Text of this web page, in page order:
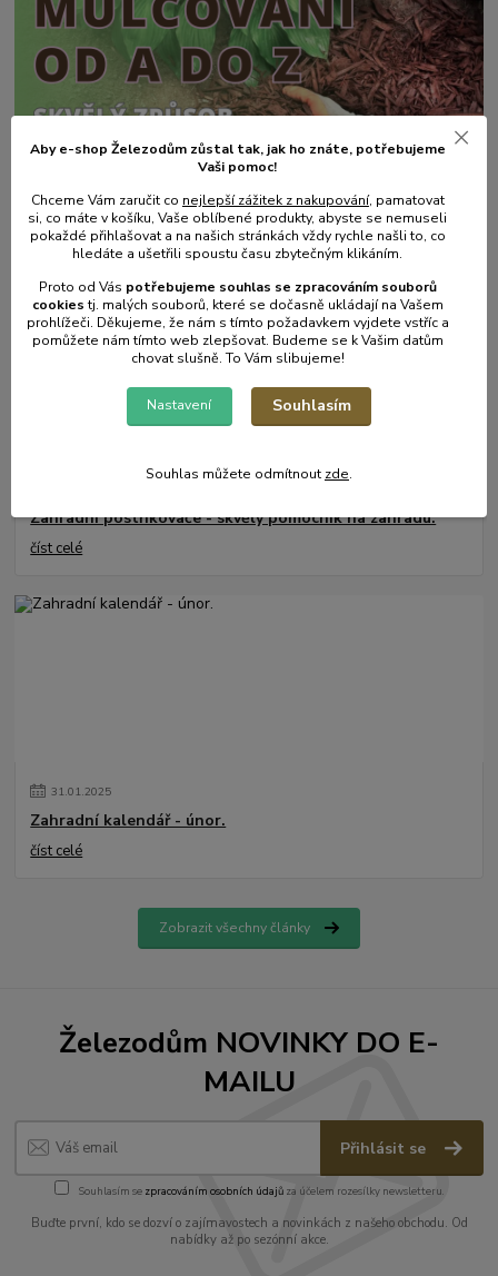
Mulčování od A do Z.
číst celé
Zahradní postřikovače - skvělý pomocník na zahradu.
číst celé
31.01.2025
Zahradní kalendář - únor.
číst celé
Zobrazit všechny články
Železodům NOVINKY DO E-
MAILU
Přihlásit se
Souhlasím se zpracováním osobních údajůza účelem rozesílky newsletteru.
Buďte první, kdo se dozví o zajímavostech a novinkách z našeho obchodu. Od
nabídky až po sezónní akce.
Aby e-shop Železodům zůstal tak, jak ho znáte, potřebujeme
Vaši pomoc!
Chceme Vám zaručit co nejlepší zážitek z nakupování, pamatovat
si, co máte v košíku, Vaše oblíbené produkty, abyste se nemuseli
pokaždé přihlašovat a na našich stránkách vždy rychle našli to, co
hledáte a ušetřili spoustu času zbytečným klikáním.
Proto od Vás potřebujeme souhlas se zpracováním souborů
cookiestj. malých souborů, které se dočasně ukládají na Vašem
prohlížeči. Děkujeme, že nám s tímto požadavkem vyjdete vstříc a
pomůžete nám tímto web zlepšovat. Budeme se k Vašim datům
chovat slušně. To Vám slibujeme!
Nastavení Souhlasím
Souhlas můžete odmítnout zde.